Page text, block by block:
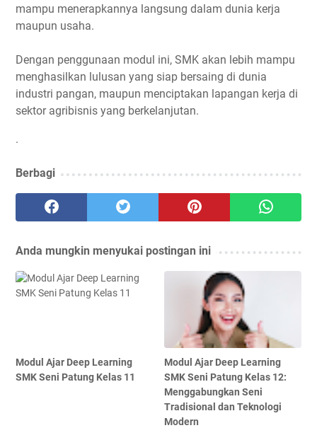
mampu menerapkannya langsung dalam dunia kerja
maupun usaha.
Dengan penggunaan modul ini, SMK akan lebih mampu
menghasilkan lulusan yang siap bersaing di dunia
industri pangan, maupun menciptakan lapangan kerja di
sektor agribisnis yang berkelanjutan.
.
Berbagi
Anda mungkin menyukai postingan ini
Modul Ajar Deep Learning
SMK Seni Patung Kelas 11
Modul Ajar Deep Learning
SMK Seni Patung Kelas 12:
Menggabungkan Seni
Tradisional dan Teknologi
Modern